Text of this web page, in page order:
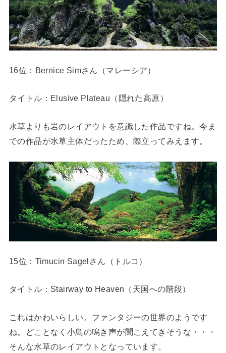
16位：Bernice Simさん（マレーシア）
タイトル：Elusive Plateau（隠れた高原）
水草よりも岩のレイアウトを意識した作品ですね。今ま
での作品が水草主体だったため、際立ってみえます。
15位：Timucin Sagelさん（トルコ）
タイトル：Stairway to Heaven（天国への階段）
これはかわいらしい。ファンタジーの世界のようです
ね。どことなく小鳥の鳴き声が聞こえてきそうな・・・
そんな水草のレイアウトとなっています。